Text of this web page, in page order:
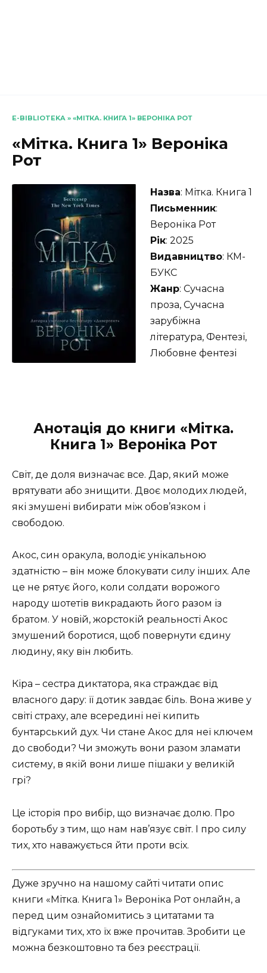
E-BIBLIOTEKA » «МІТКА. КНИГА 1» ВЕРОНІКА РОТ
«Мітка. Книга 1» Вероніка
Рот
Назва: Мітка. Книга 1
Письменник:
Вероніка Рот
Рік: 2025
Видавництво: КМ-
БУКС
Жанр: Сучасна
проза, Сучасна
зарубіжна
література, Фентезі,
Любовне фентезі
Анотація до книги «Мітка.
Книга 1» Вероніка Рот
Світ, де доля визначає все. Дар, який може
врятувати або знищити. Двоє молодих людей,
які змушені вибирати між обов’язком і
свободою.
Акос, син оракула, володіє унікальною
здатністю – він може блокувати силу інших. Але
це не рятує його, коли солдати ворожого
народу шотетів викрадають його разом із
братом. У новій, жорстокій реальності Акос
змушений боротися, щоб повернути єдину
людину, яку він любить.
Кіра – сестра диктатора, яка страждає від
власного дару: її дотик завдає біль. Вона живе у
світі страху, але всередині неї кипить
бунтарський дух. Чи стане Акос для неї ключем
до свободи? Чи зможуть вони разом зламати
систему, в якій вони лише пішаки у великій
грі?
Це історія про вибір, що визначає долю. Про
боротьбу з тим, що нам нав’язує світ. І про силу
тих, хто наважується йти проти всіх.
Дуже зручно на нашому сайті читати опис
книги «Мітка. Книга 1» Вероніка Рот онлайн, а
перед цим ознайомитись з цитатами та
відгуками тих, хто їх вже прочитав. Зробити це
можна безкоштовно та без реєстрації.